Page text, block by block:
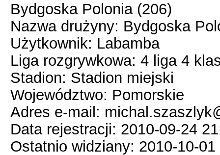
Bydgoska Polonia (206)
Nazwa drużyny: Bydgoska
Użytkownik: Labamba
Liga rozgrywkowa: 4 liga 4
Stadion: Stadion miejski
Województwo: Pomorskie
Adres e-mail:
Data rejestracji: 2010-09-24
Ostatnio widziany: 2010-10-